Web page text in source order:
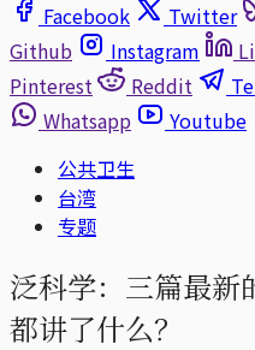
Facebook
Twitter
Github
Instagram
Pinterest
Reddit
Whatsapp
Youtube
公共卫生
台湾
专题
泛科学：三篇最新
都讲了什么？